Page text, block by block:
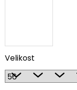
Velikost